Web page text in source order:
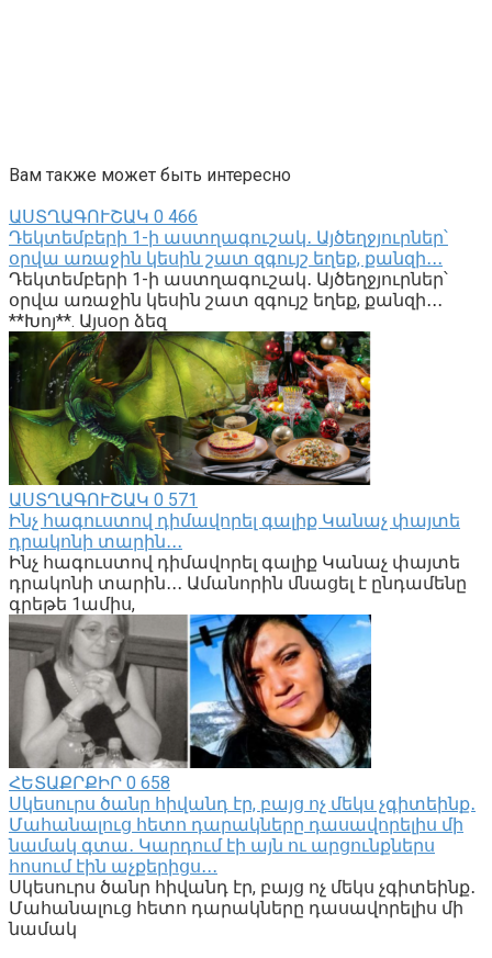
Вам также может быть интересно
ԱՍՏՂԱԳՈՒՇԱԿ 0 466
Դեկտեմբերի 1-ի աստղագուշակ․ Այծեղջյուրներ՝
օրվա առաջին կեսին շատ զգույշ եղեք, քանզի․․․
Դեկտեմբերի 1-ի աստղագուշակ․ Այծեղջյուրներ՝
օրվա առաջին կեսին շատ զգույշ եղեք, քանզի․․․
**Խոյ**. Այսօր ձեզ
ԱՍՏՂԱԳՈՒՇԱԿ 0 571
Ինչ հագուստով դիմավորել գալիք Կանաչ փայտե
դրակոնի տարին․․․
Ինչ հագուստով դիմավորել գալիք Կանաչ փայտե
դրակոնի տարին․․․ Ամանորին մնացել է ընդամենը
գրեթե 1ամիս,
ՀԵՏԱՔՐՔԻՐ 0 658
Սկեսուրս ծանր հիվանդ էր, բայց ոչ մեկս չգիտեինք․
Մահանալուց հետո դարակները դասավորելիս մի
նամակ գտա․ Կարդում էի այն ու արցունքներս
հոսում էին աչքերիցս․․․
Սկեսուրս ծանր հիվանդ էր, բայց ոչ մեկս չգիտեինք․
Մահանալուց հետո դարակները դասավորելիս մի
նամակ